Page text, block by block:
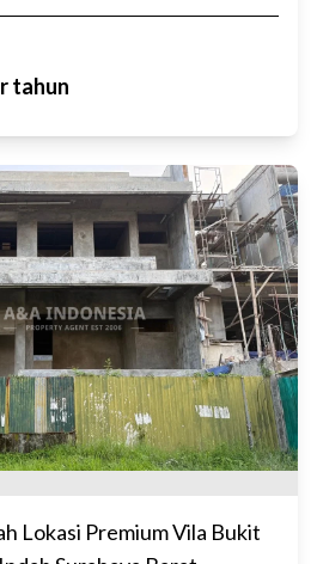
tahun
Lokasi Premium Vila Bukit